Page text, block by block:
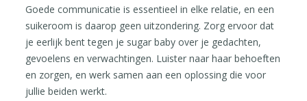
Goede communicatie is essentieel in elke relatie, en een
suikeroom is daarop geen uitzondering. Zorg ervoor dat
je eerlijk bent tegen je sugar baby over je gedachten,
gevoelens en verwachtingen. Luister naar haar behoeften
en zorgen, en werk samen aan een oplossing die voor
jullie beiden werkt.